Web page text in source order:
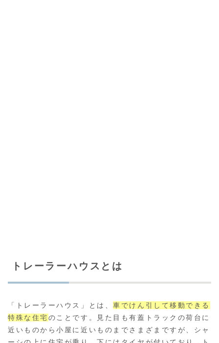
トレーラーハウスとは
「トレーラーハウス」とは、車でけん引して移動できる
特殊な住宅のことです。見た目も有蓋トラックの荷台に
近いものから小屋に近いものまでさまざまですが、シャ